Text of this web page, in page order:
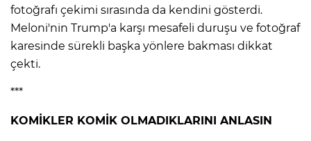
fotoğrafı çekimi sırasında da kendini gösterdi.
Meloni'nin Trump'a karşı mesafeli duruşu ve fotoğraf
karesinde sürekli başka yönlere bakması dikkat
çekti.
***
KOMİKLER KOMİK OLMADIKLARINI ANLASIN